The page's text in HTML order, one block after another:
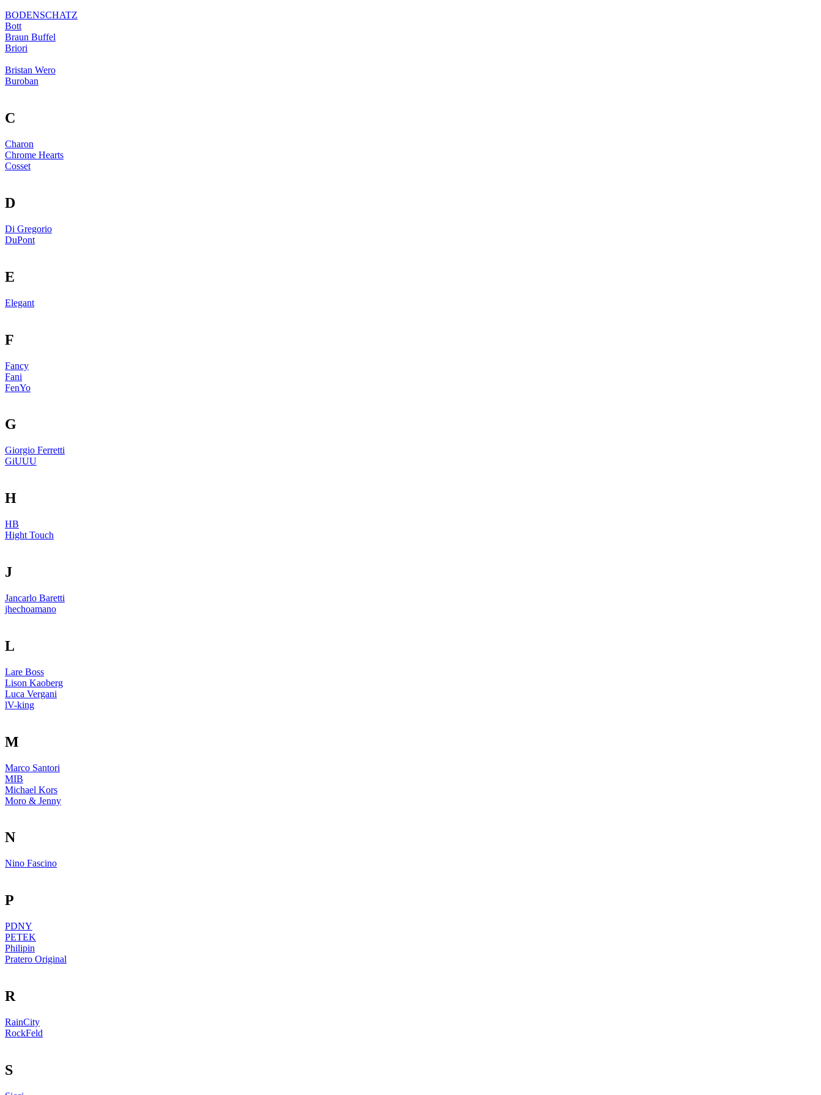
BODENSCHATZ
Bott
Braun Buffel
Briori
Bristan Wero
Buroban
C
Charon
Chrome Hearts
Cosset
D
Di Gregorio
DuPont
E
Elegant
F
Fancy
Fani
FenYo
G
Giorgio Ferretti
GiUUU
H
HB
Hight Touch
J
Jancarlo Baretti
jhechoamano
L
Lare Boss
Lison Kaoberg
Luca Vergani
lV-king
M
Marco Santori
MIB
Michael Kors
Moro & Jenny
N
Nino Fascino
P
PDNY
PETEK
Philipin
Pratero Original
R
RainCity
RockFeld
S